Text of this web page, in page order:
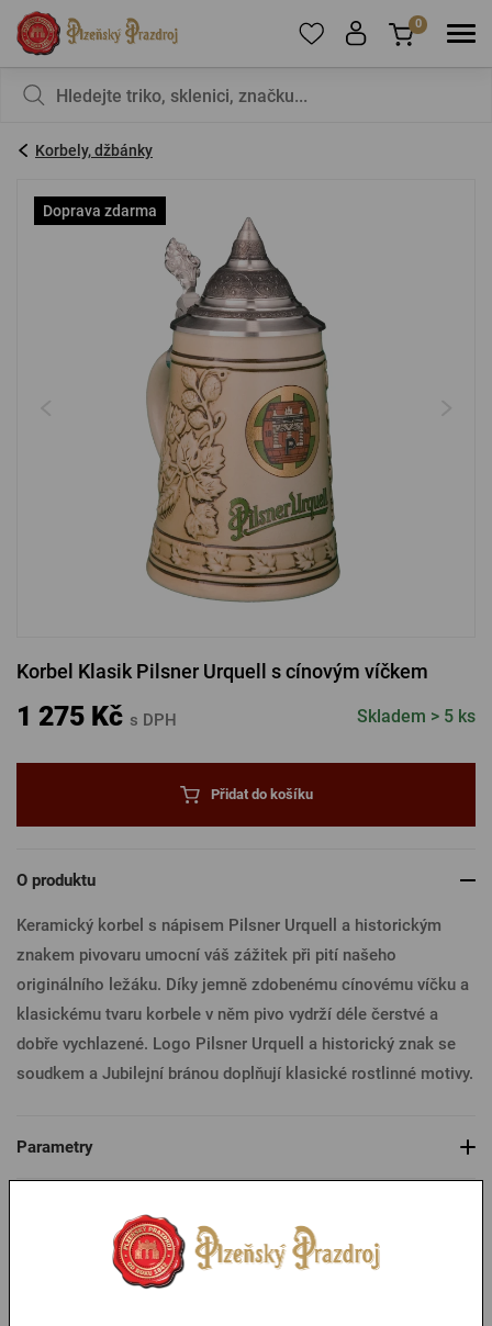
registrujte.
PŘIHLÁSIT SE
Zapomenuté heslo Nová registrace
PŘIHLÁSIT PŘES FACEBOOK
PŘIHLÁSIT PŘES GOOGLE
PŘIHLÁSIT PŘES SEZNAM
0
Korbely, džbánky
Doprava zdarma
Korbel Klasik Pilsner Urquell s cínovým víčkem
1 275 Kč s DPH Skladem > 5 ks
Přidat do košíku
O produktu
Keramický korbel s nápisem Pilsner Urquell a historickým
znakem pivovaru umocní váš zážitek při pití našeho
originálního ležáku. Díky jemně zdobenému cínovému víčku a
klasickému tvaru korbele v něm pivo vydrží déle čerstvé a
dobře vychlazené. Logo Pilsner Urquell a historický znak se
soudkem a Jubilejní bránou doplňují klasické rostlinné motivy.
Parametry
Mohlo by se vám líbit